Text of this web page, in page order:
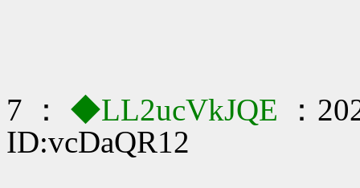
7 ： ◆LL2ucVkJQE
：
ID:vcDaQR12